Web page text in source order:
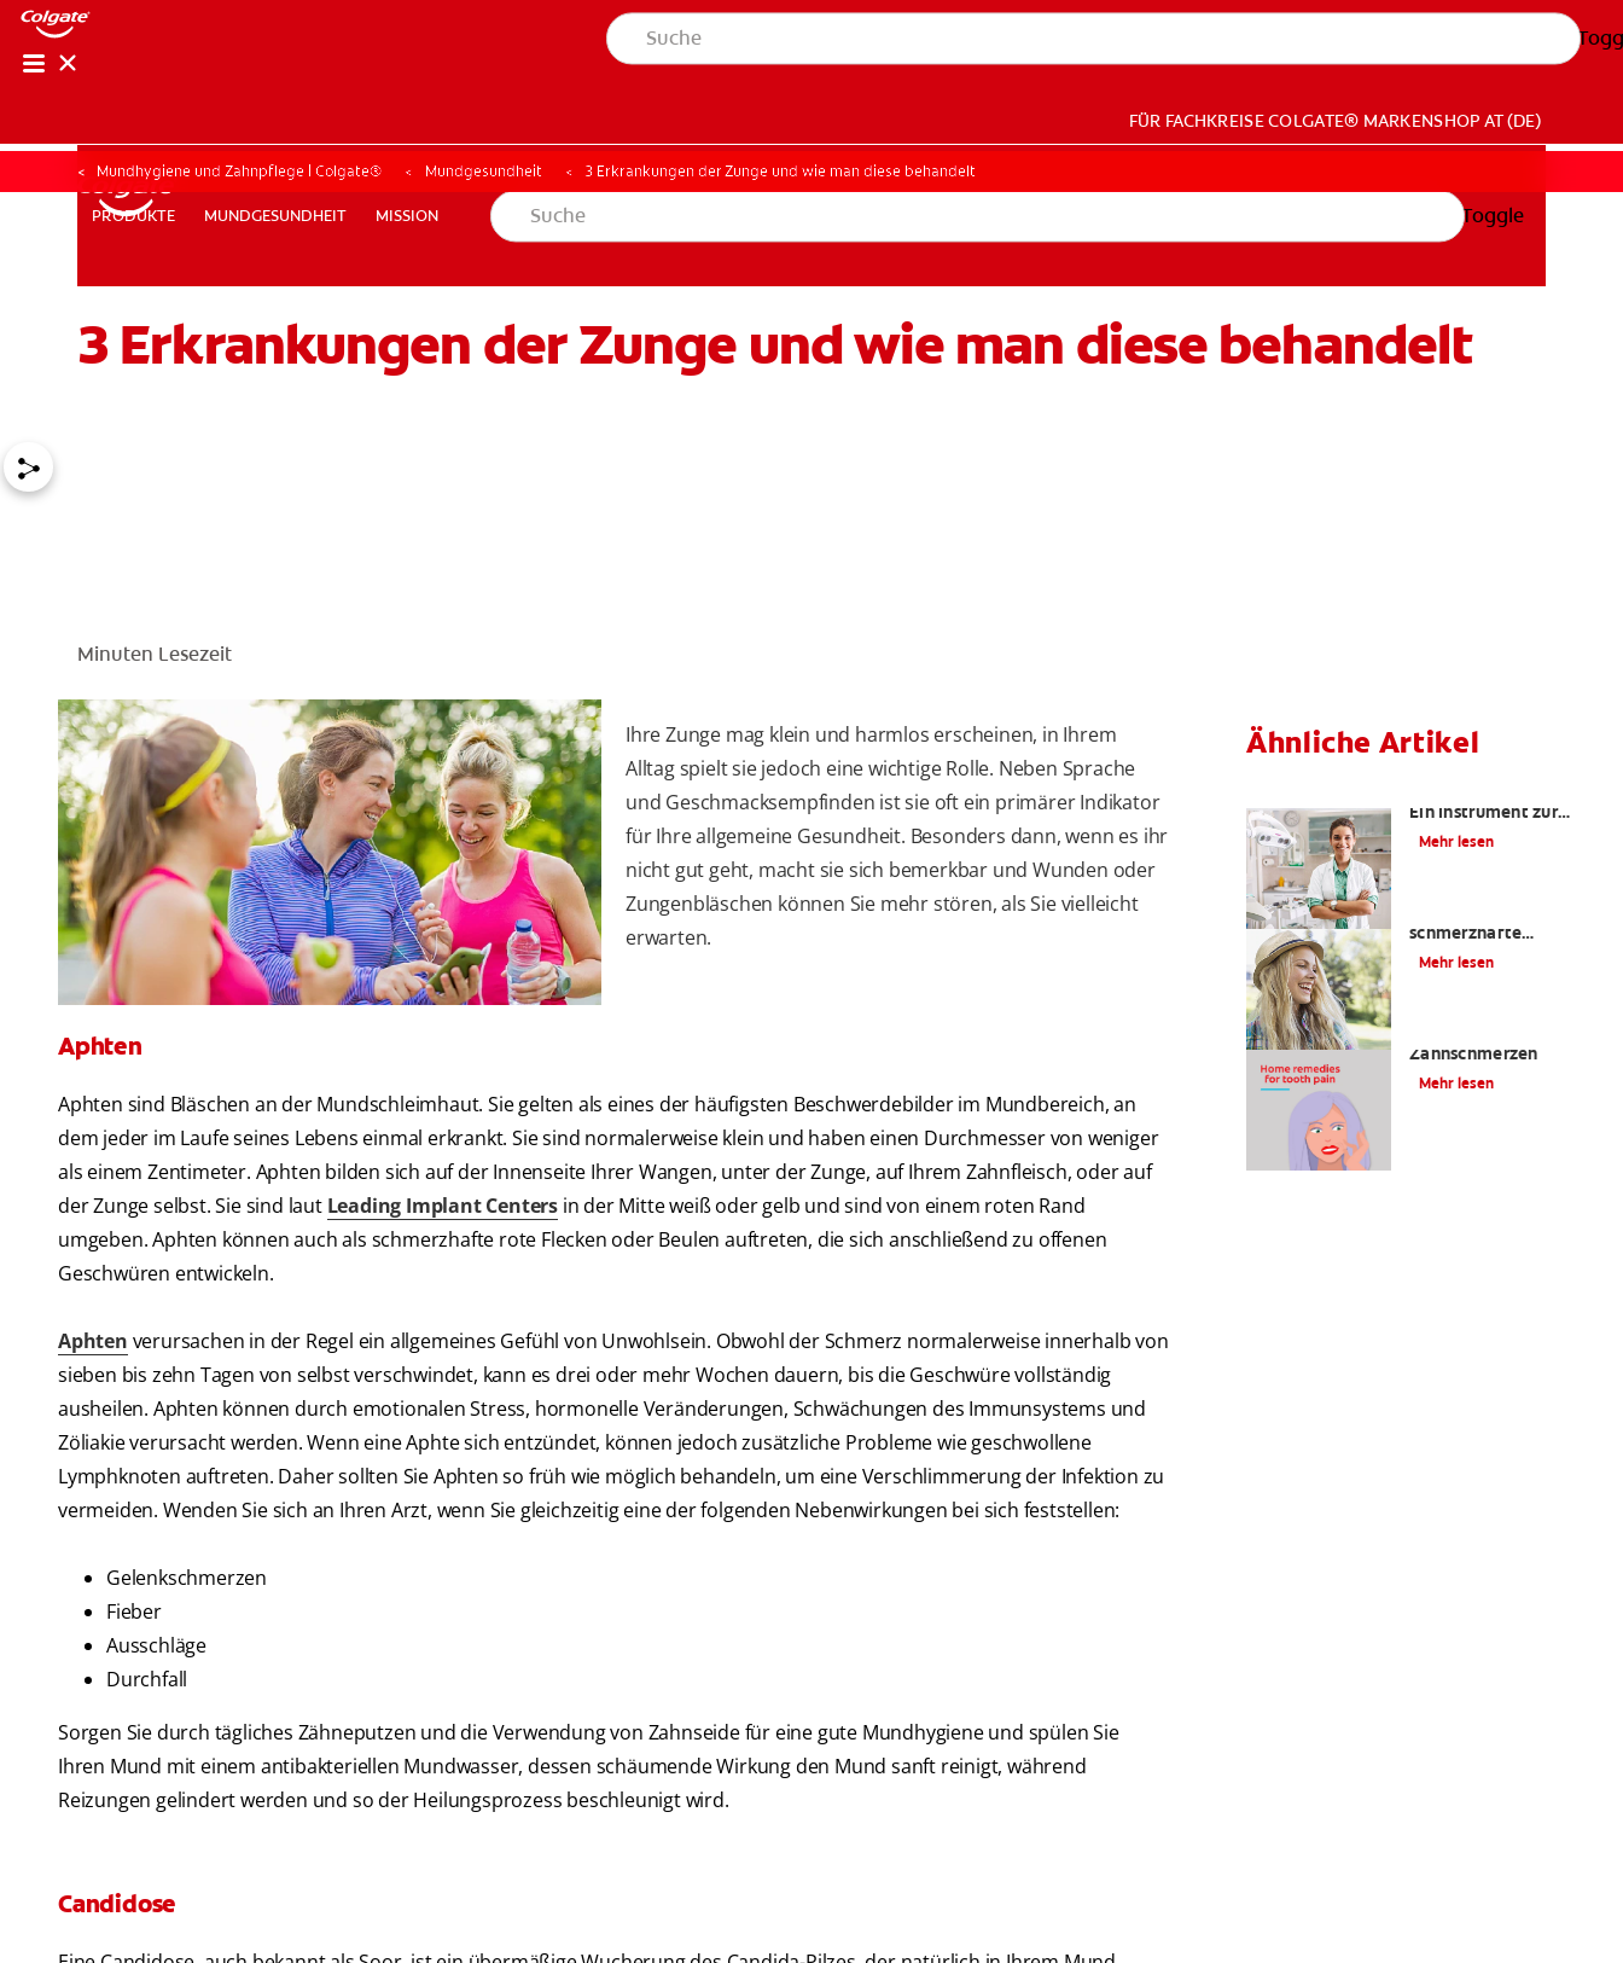
PRODUKTE MUNDGESUNDHEIT MISSION
FÜR FACHKREISE COLGATE® MARKENSHOP AT (DE)
FÜR FACHKREISECOLGATE® MARKENSHOP AT (DE)
PRODUKTE MUNDGESUNDHEIT MISSION Toggle
Mundhygiene und Zahnpflege | Colgate® Mundgesundheit 3 Erkrankungen der Zunge und wie man diese behandelt
3 Erkrankungen der Zunge und wie man diese behandelt
Minuten Lesezeit
Ihre Zunge mag klein und harmlos erscheinen, in Ihrem
Alltag spielt sie jedoch eine wichtige Rolle. Neben Sprache
und Geschmacksempfinden ist sie oft ein primärer Indikator
für Ihre allgemeine Gesundheit. Besonders dann, wenn es ihr
nicht gut geht, macht sie sich bemerkbar und Wunden oder
Zungenbläschen können Sie mehr stören, als Sie vielleicht
erwarten.
Aphten
Aphten sind Bläschen an der Mundschleimhaut. Sie gelten als eines der häufigsten Beschwerdebilder im Mundbereich, an
dem jeder im Laufe seines Lebens einmal erkrankt. Sie sind normalerweise klein und haben einen Durchmesser von weniger
als einem Zentimeter. Aphten bilden sich auf der Innenseite Ihrer Wangen, unter der Zunge, auf Ihrem Zahnfleisch, oder auf
der Zunge selbst. Sie sind laut Leading Implant Centers in der Mitte weiß oder gelb und sind von einem roten Rand
umgeben. Aphten können auch als schmerzhafte rote Flecken oder Beulen auftreten, die sich anschließend zu offenen
Geschwüren entwickeln.
Aphten verursachen in der Regel ein allgemeines Gefühl von Unwohlsein. Obwohl der Schmerz normalerweise innerhalb von
sieben bis zehn Tagen von selbst verschwindet, kann es drei oder mehr Wochen dauern, bis die Geschwüre vollständig
ausheilen. Aphten können durch emotionalen Stress, hormonelle Veränderungen, Schwächungen des Immunsystems und
Zöliakie verursacht werden. Wenn eine Aphte sich entzündet, können jedoch zusätzliche Probleme wie geschwollene
Lymphknoten auftreten. Daher sollten Sie Aphten so früh wie möglich behandeln, um eine Verschlimmerung der Infektion zu
vermeiden. Wenden Sie sich an Ihren Arzt, wenn Sie gleichzeitig eine der folgenden Nebenwirkungen bei sich feststellen:
Gelenkschmerzen
Fieber
Ausschläge
Durchfall
Sorgen Sie durch tägliches Zähneputzen und die Verwendung von Zahnseide für eine gute Mundhygiene und spülen Sie
Ihren Mund mit einem antibakteriellen Mundwasser, dessen schäumende Wirkung den Mund sanft reinigt, während
Reizungen gelindert werden und so der Heilungsprozess beschleunigt wird.
Candidose
Ähnliche Artikel
Ein Instrument zur
Prävention
Mehr lesen
schmerzhafte
Angelegenheit?
Mehr lesen
Zahnschmerzen
Mehr lesen